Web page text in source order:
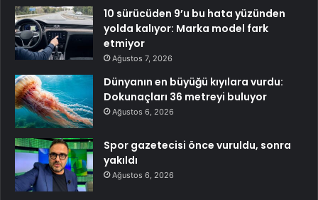
10 sürücüden 9’u bu hata yüzünden
yolda kalıyor: Marka model fark
etmiyor
Ağustos 7, 2026
Dünyanın en büyüğü kıyılara vurdu:
Dokunaçları 36 metreyi buluyor
Ağustos 6, 2026
Spor gazetecisi önce vuruldu, sonra
yakıldı
Ağustos 6, 2026